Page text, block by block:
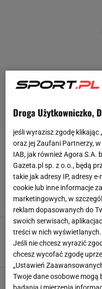
JANUSZ KOWALSKI
Janusz
całemu
Kacper
29 LUTEGO 2024,
"Bez
Karolina
"Wysoki jak
Droga Użytkowniczko,
jeśli wyrazisz zgodę klikając
oraz jej Zaufani Partnerzy,
IAB, jak również Agora S.A.
Gazeta.pl sp. z o.o., będą
takie jak adresy IP, adresy
cookie lub inne informacje
marketingowych, w
reklam dopasowanych do
swoich serwisach,
treści w nich
Jeśli nie chcesz wyrazić
chcesz wycofać zgodę
„Ustawień
Twoje dane osobowe mogą